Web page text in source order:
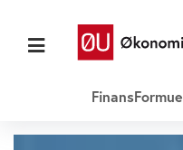
FinansFormue